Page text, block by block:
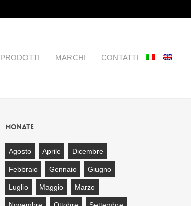
PRODOTTI MARCHI CONTATTI
Monate
Agosto Aprile Dicembre
Febbraio Gennaio Giugno
Luglio Maggio Marzo